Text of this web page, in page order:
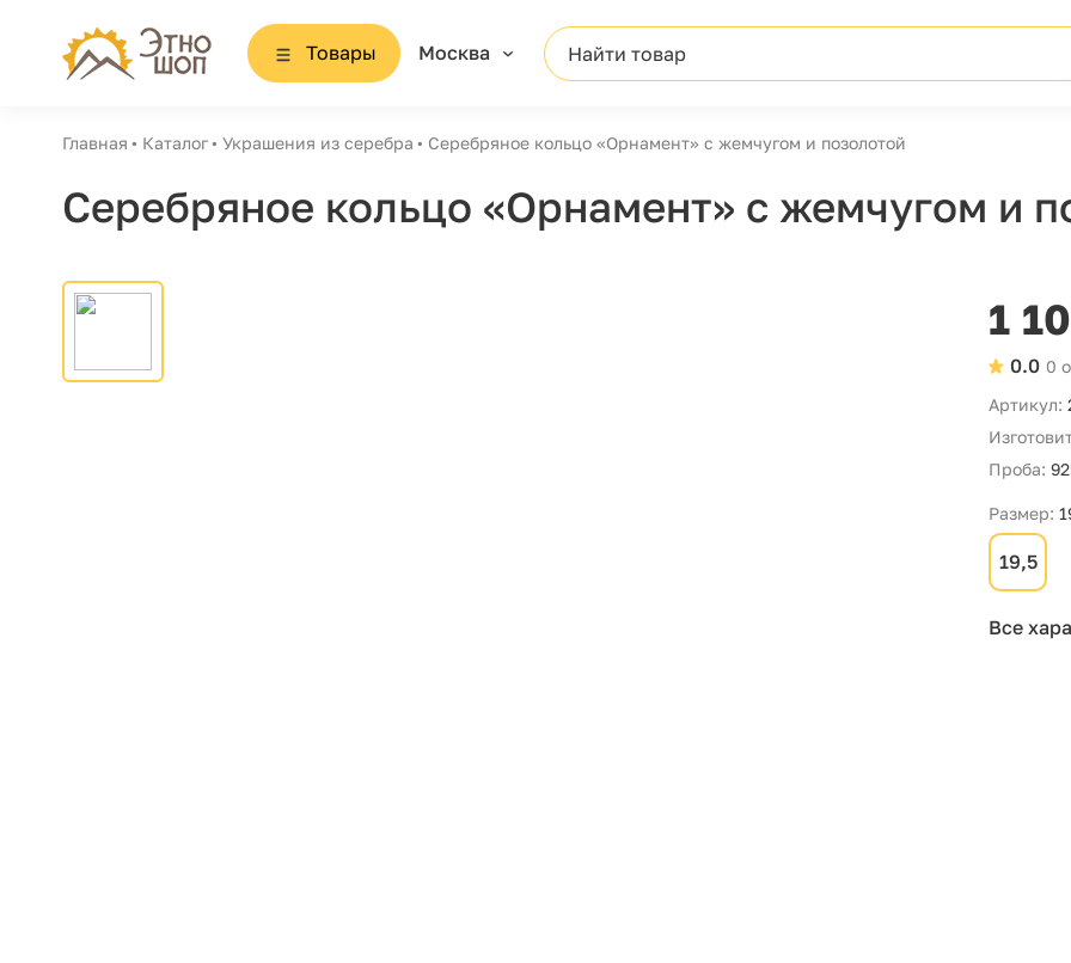
Товары Москва Найти товар
Главная Каталог Украшения из серебра Серебряное кольцо «Орнамент» с жемчугом и позолотой
Серебряное кольцо «Орнамент» с жемчугом и
1
0
0.0
Артикул:
Проба:
Размер:
19,5
Все